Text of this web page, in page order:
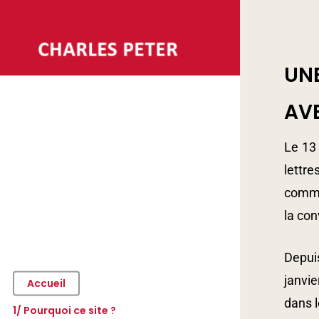
content
Accueil
1/ Pourquoi ce site ?
Le
la
dans